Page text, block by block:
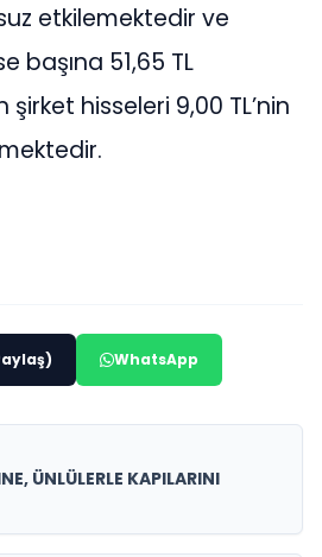
etkilemektedir ve
başına 51,65 TL
hisseleri 9,00 TL’nin
WhatsApp
ÜNLÜLERLE KAPILARINI